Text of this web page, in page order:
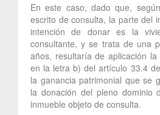
En este caso, dado que,
escrito de consulta, la parte del
intención de donar es la
consultante, y se trata de una
años, resultaría de aplicación la
en la letra b) del artículo 33.4
la ganancia patrimonial que se
la donación del pleno dominio
inmueble objeto de consulta.